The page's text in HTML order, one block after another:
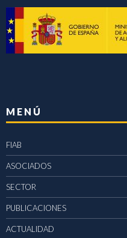
MENÚ
FIAB
ASOCIADOS
SECTOR
PUBLICACIONES
ACTUALIDAD